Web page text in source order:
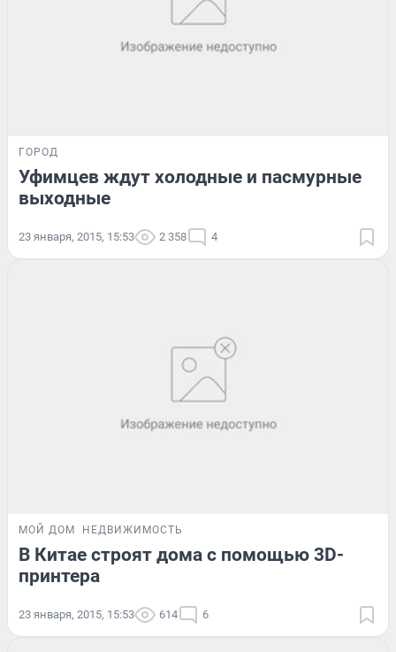
ГОРОД
Уфимцев ждут холодные и пасмурные
выходные
23 января, 2015, 15:53 2 358 4
МОЙ ДОМ НЕДВИЖИМОСТЬ
В Китае строят дома с помощью 3D-
принтера
23 января, 2015, 15:53 614 6